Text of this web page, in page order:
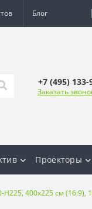
Блог
+7 (495) 133-
Заказать
Проекторы
H225, 400х225 см